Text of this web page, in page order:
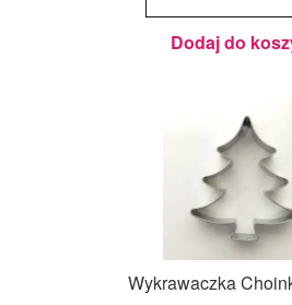
Dodaj do
Wykrawaczka